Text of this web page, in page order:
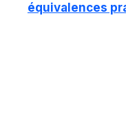
équivalences